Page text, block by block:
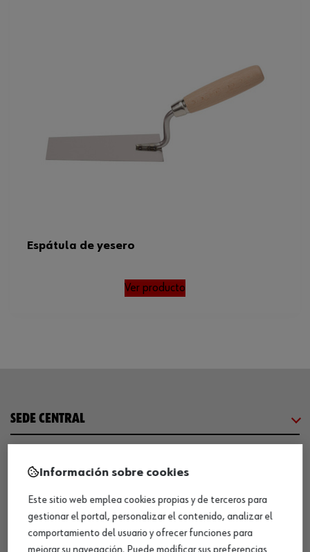
Espátula de yesero
Ver producto
SEDE CENTRAL
SOBRE WÜRTH
Información sobre cookies
Este sitio web emplea cookies propias y de terceros para
gestionar el portal, personalizar el contenido, analizar el
comportamiento del usuario y ofrecer funciones para